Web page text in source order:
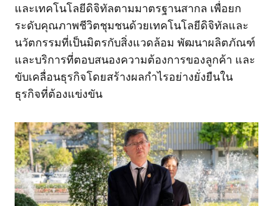
และเทคโนโลยีดิจิทัลตามมาตรฐานสากล เพื่อยก
ระดับคุณภาพชีวิตชุมชนด้วยเทคโนโลยีดิจิทัลและ
นวัตกรรมที่เป็นมิตรกับสิ่งแวดล้อม พัฒนาผลิตภัณฑ์
และบริการที่ตอบสนองความต้องการของลูกค้า และ
ขับเคลื่อนธุรกิจโดยสร้างผลกำไรอย่างยั่งยืนใน
ธุรกิจที่ต้องแข่งขัน